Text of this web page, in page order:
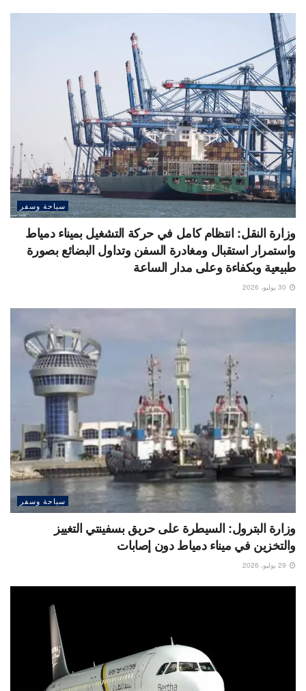
سياحة وسفر
وزارة النقل: انتظام كامل في حركة التشغيل بميناء دمياط
واستمرار استقبال ومغادرة السفن وتداول البضائع بصورة
طبيعية وبكفاءة وعلى مدار الساعة
سياحة وسفر
وزارة البترول: السيطرة على حريق بسفينتي التغييز
والتخزين في ميناء دمياط دون إصابات